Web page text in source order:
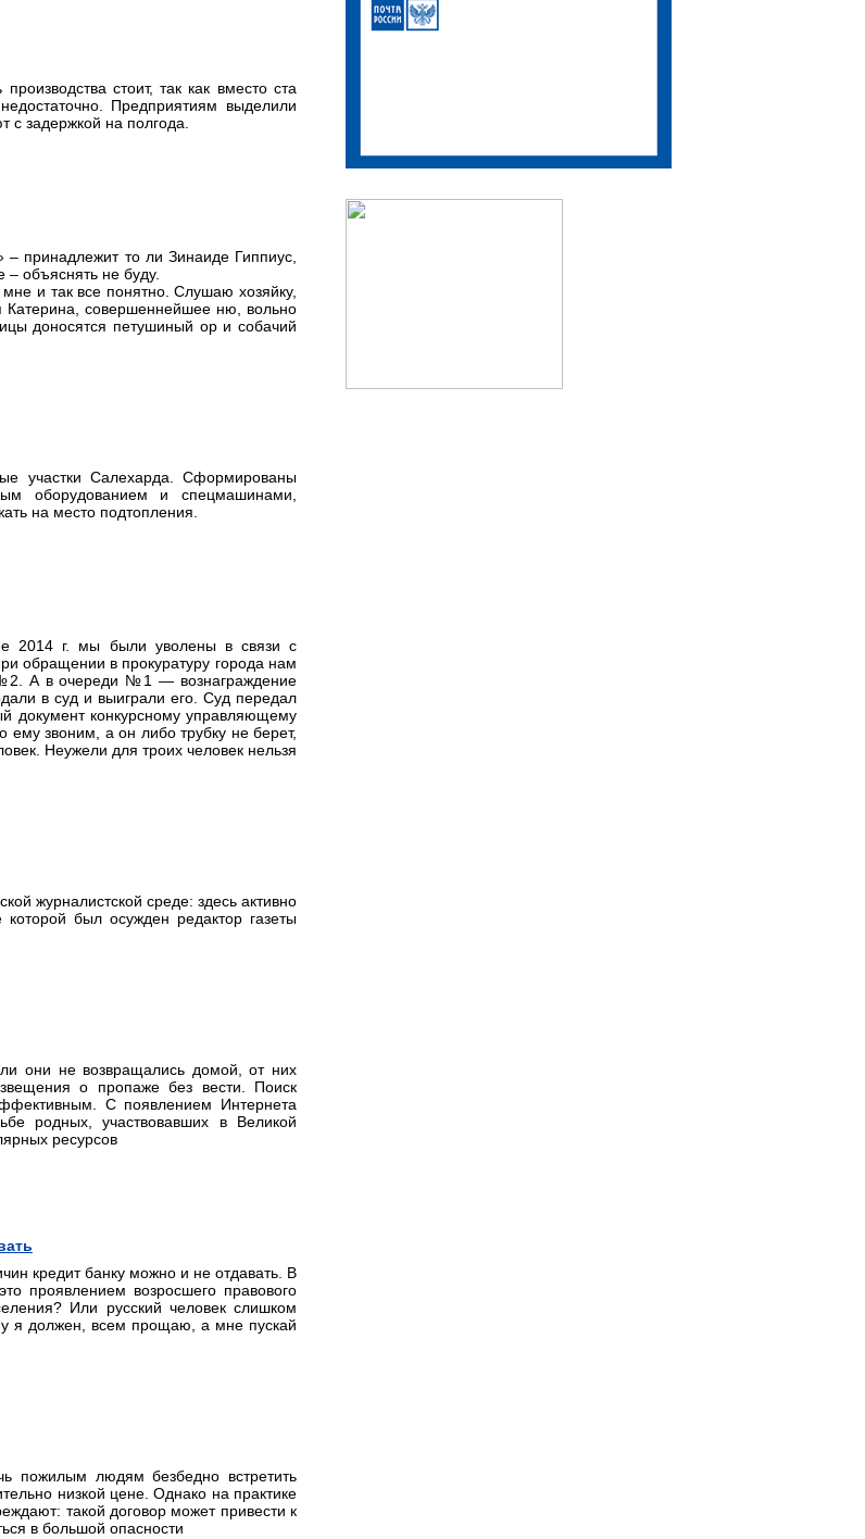
стоит, так как вместо ста
Предприятиям выделили
с задержкой на полгода.
принадлежит то ли Зинаиде Гиппиус,
– объяснять не буду.
и так все понятно. Слушаю хозяйку,
совершеннейшее ню, вольно
доносятся петушиный ор и собачий
участки Салехарда. Сформированы
оборудованием и спецмашинами,
на место подтопления.
2014 г. мы были уволены в связи с
обращении в прокуратуру города нам
А в очереди №1 — вознаграждение
в суд и выиграли его. Суд передал
документ конкурсному управляющему
звоним, а он либо трубку не берет,
Неужели для троих человек нельзя
журналистской среде: здесь активно
которой был осужден редактор газеты
они не возвращались домой, от них
о пропаже без вести. Поиск
С появлением Интернета
родных, участвовавших в Великой
ресурсов
кредит банку можно и не отдавать. В
проявлением возросшего правового
Или русский человек слишком
я должен, всем прощаю, а мне пускай
пожилым людям безбедно встретить
низкой цене. Однако на практике
такой договор может привести к
в большой опасности